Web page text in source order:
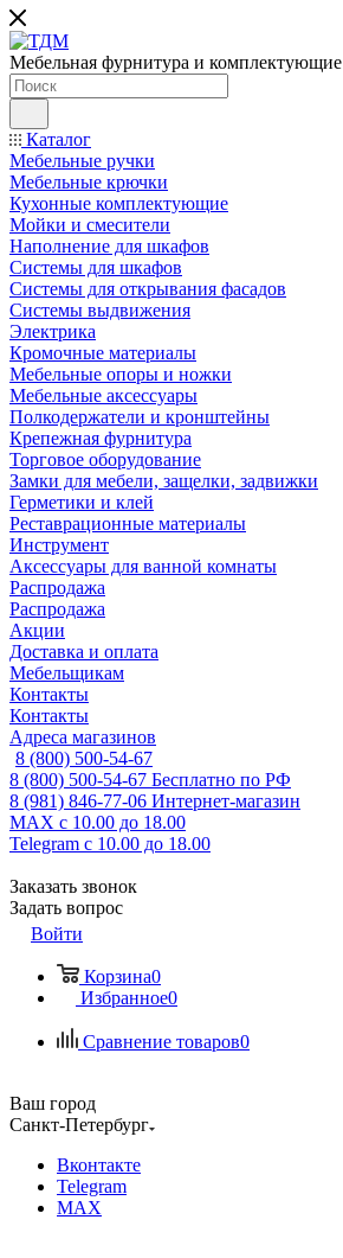
Мебельная фурнитура и комплектующие
Каталог
Мебельные ручки
Мебельные крючки
Кухонные комплектующие
Мойки и смесители
Наполнение для шкафов
Cистемы для шкафов
Системы для открывания фасадов
Системы выдвижения
Электрика
Кромочные материалы
Мебельные опоры и ножки
Мебельные аксессуары
Полкодержатели и кронштейны
Крепежная фурнитура
Торговое оборудование
Замки для мебели, защелки, задвижки
Герметики и клей
Реставрационные материалы
Инструмент
Аксессуары для ванной комнаты
Распродажа
Распродажа
Акции
Доставка и оплата
Мебельщикам
Контакты
Контакты
Адреса магазинов
8 (800) 500-54-67
8 (800) 500-54-67 Бесплатно по РФ
8 (981) 846-77-06 Интернет-магазин
MAX с 10.00 до 18.00
Telegram с 10.00 до 18.00
Заказать звонок
Задать вопрос
Войти
Корзина0
Избранное0
Сравнение товаров0
Ваш город
Санкт-Петербург
Вконтакте
Telegram
MAX